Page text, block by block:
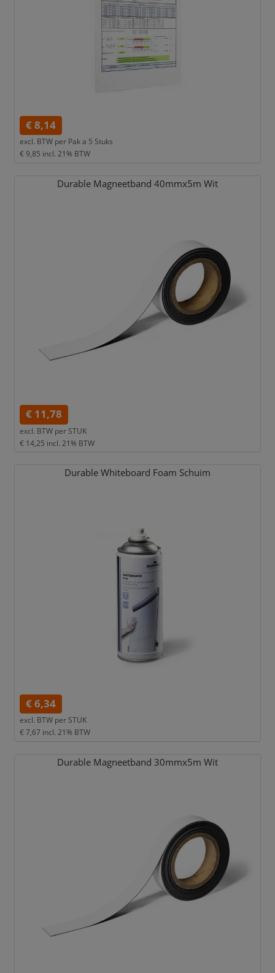
€ 8,14
excl. BTW per Pak a 5 Stuks
€ 9,85 incl. 21% BTW
Durable Magneetband 40mmx5m Wit
€ 11,78
excl. BTW per STUK
€ 14,25 incl. 21% BTW
Durable Whiteboard Foam Schuim
€ 6,34
excl. BTW per STUK
€ 7,67 incl. 21% BTW
Durable Magneetband 30mmx5m Wit